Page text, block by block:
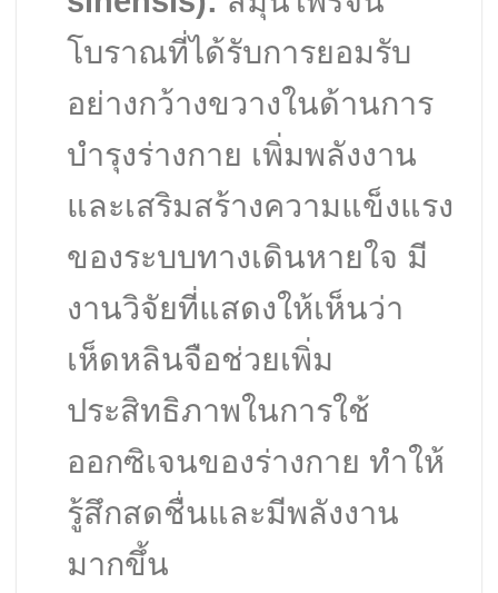
โบราณที่ได้รับการยอมรับ
อย่างกว้างขวางในด้านการ
บำรุงร่างกาย เพิ่มพลังงาน
และเสริมสร้างความแข็งแรง
ของระบบทางเดินหายใจ มี
งานวิจัยที่แสดงให้เห็นว่า
เห็ดหลินจือช่วยเพิ่ม
ประสิทธิภาพในการใช้
ออกซิเจนของร่างกาย ทำให้
รู้สึกสดชื่นและมีพลังงาน
มากขึ้น